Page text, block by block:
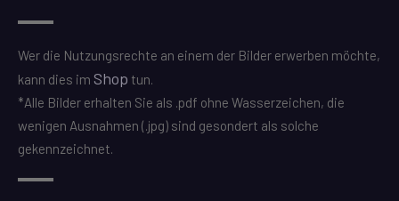
Wer die Nutzungsrechte an einem der Bilder erwerben möchte,
kann dies im Shop tun.
*Alle Bilder erhalten Sie als .pdf ohne Wasserzeichen, die
wenigen Ausnahmen (.jpg) sind gesondert als solche
gekennzeichnet.